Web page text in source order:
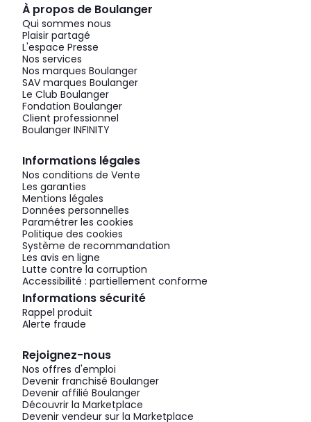
À propos de Boulanger
Qui sommes nous
Plaisir partagé
L'espace Presse
Nos services
Nos marques Boulanger
SAV marques Boulanger
Le Club Boulanger
Fondation Boulanger
Client professionnel
Boulanger INFINITY
Informations légales
Nos conditions de Vente
Les garanties
Mentions légales
Données personnelles
Paramétrer les cookies
Politique des cookies
Système de recommandation
Les avis en ligne
Lutte contre la corruption
Accessibilité : partiellement conforme
Informations sécurité
Rappel produit
Alerte fraude
Rejoignez-nous
Nos offres d'emploi
Devenir franchisé Boulanger
Devenir affilié Boulanger
Découvrir la Marketplace
Devenir vendeur sur la Marketplace